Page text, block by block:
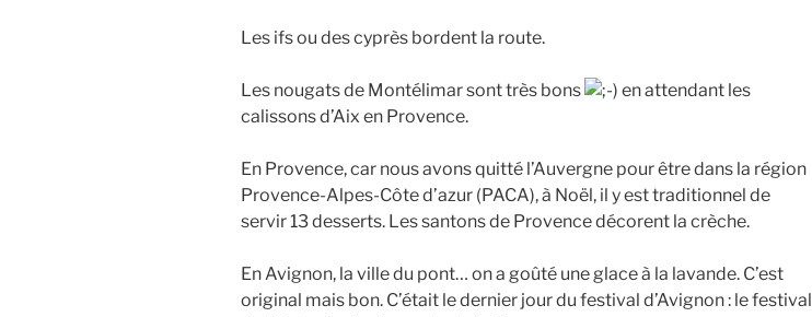
Les ifs ou des cyprès bordent la route.
Les nougats de Montélimar sont très bons
en attendant les
calissons d’Aix en Provence.
En Provence, car nous avons quitté l’Auvergne pour être dans la région
Provence-Alpes-Côte d’azur (PACA), à Noël, il y est traditionnel de
servir 13 desserts. Les santons de Provence décorent la crèche.
En Avignon, la ville du pont… on a goûté une glace à la lavande. C’est
original mais bon. C’était le dernier jour du festival d’Avignon : le festival